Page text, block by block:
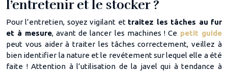
l’entretenir et le stocker ?
Pour l’entretien, soyez vigilant et traitez les tâches au fur
et à mesure, avant de lancer les machines ! Cepetit guide
peut vous aider à traiter les tâches correctement, veillez à
bien identifier la nature et le revétement sur lequel elle a été
faite ! Attention à l’utilisation de la javel qui à tendance à